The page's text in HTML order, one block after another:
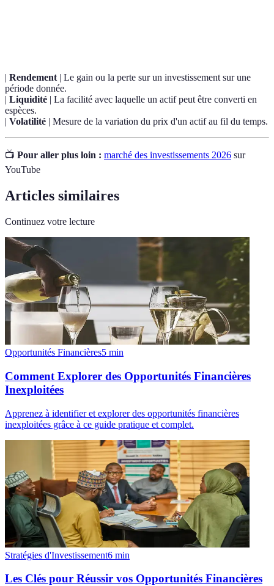
| Rendement | Le gain ou la perte sur un investissement sur une
période donnée.
| Liquidité | La facilité avec laquelle un actif peut être converti en
espèces.
| Volatilité | Mesure de la variation du prix d'un actif au fil du temps.
📺 Pour aller plus loin : marché des investissements 2026 sur
YouTube
Articles similaires
Continuez votre lecture
Opportunités Financières5 min
Comment Explorer des Opportunités Financières
Inexploitées
Apprenez à identifier et explorer des opportunités financières
inexploitées grâce à ce guide pratique et complet.
Stratégies d'Investissement6 min
Les Clés pour Réussir vos Opportunités Financières